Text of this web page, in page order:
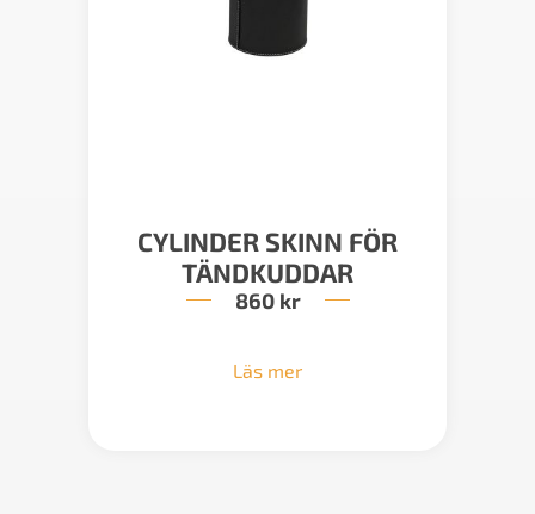
CYLINDER SKINN FÖR
TÄNDKUDDAR
860 kr
Läs mer